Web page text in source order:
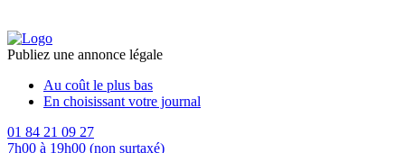
Publiez une annonce légale
Au coût le plus bas
En choisissant votre journal
01 84 21 09 27
7h00 à 19h00 (non surtaxé)